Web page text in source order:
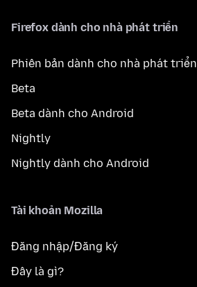
Firefox dành cho nhà phát triển
Phiên bản dành cho nhà phát triển
Beta
Beta dành cho Android
Nightly
Nightly dành cho Android
Tài khoản Mozilla
Đăng nhập/Đăng ký
Đây là gì?